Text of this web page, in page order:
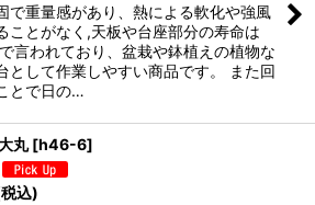
で重量感があり、熱による軟化や強風
ことがなく,天板や台座部分の寿命は
言われており、盆栽や鉢植えの植物な
として作業しやすい商品です。 また回
とで日の…
丸 [h46-6]
込)